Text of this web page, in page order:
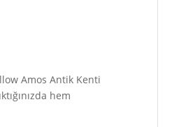
Amos Antik Kenti
hem